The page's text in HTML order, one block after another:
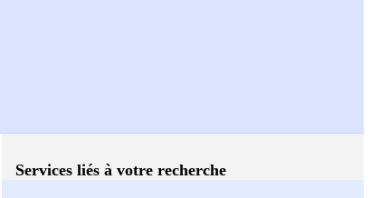
Services liés à votre recherche